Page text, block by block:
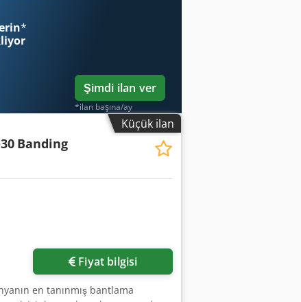
*
Şimdi ilan ver
*ilan başına/ay
Küçük ilan
Banding
Fiyat bilgisi
en tanınmış bantlama